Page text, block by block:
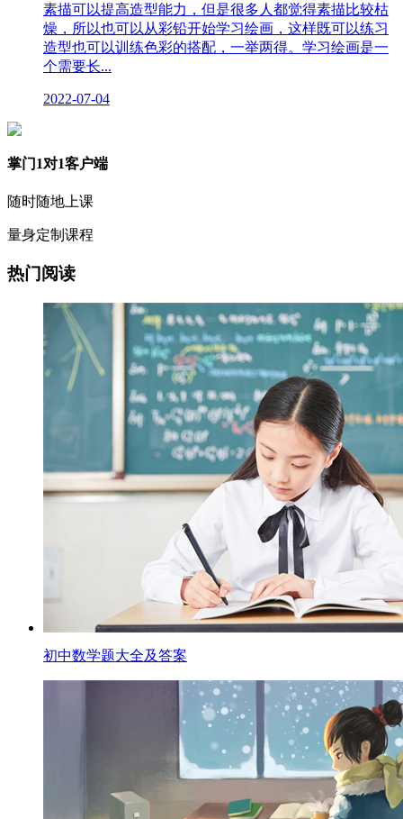
素描可以提高造型能力，但是很多人都觉得素描比较枯
燥，所以也可以从彩铅开始学习绘画，这样既可以练习
造型也可以训练色彩的搭配，一举两得。学习绘画是一
个需要长...
2022-07-04
掌门1对1客户端
随时随地上课
量身定制课程
热门阅读
初中数学题大全及答案